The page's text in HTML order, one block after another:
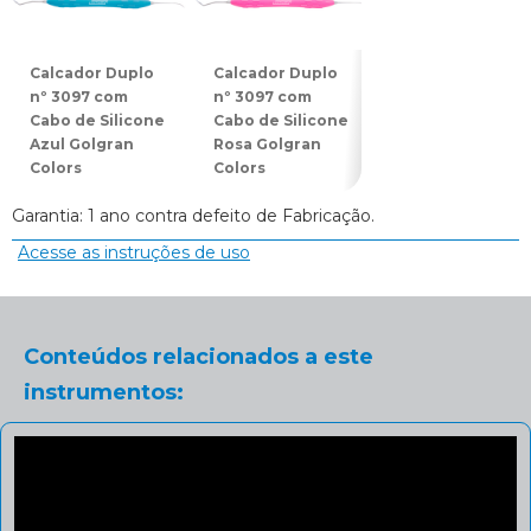
Calcador Duplo
nº 3097 com
Cabo de Silicone
Azul Golgran
Colors
Calcador Duplo
nº 3097 com
Cabo de Silicone
Rosa Golgran
Colors
Garantia: 1 ano contra defeito de Fabricação.
Acesse as instruções de uso
Conteúdos relacionados a este
instrumentos: